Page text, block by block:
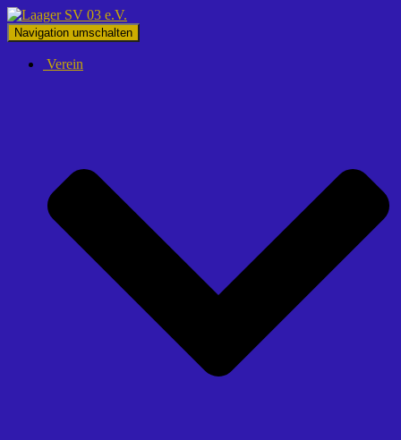
Navigation umschalten
Verein